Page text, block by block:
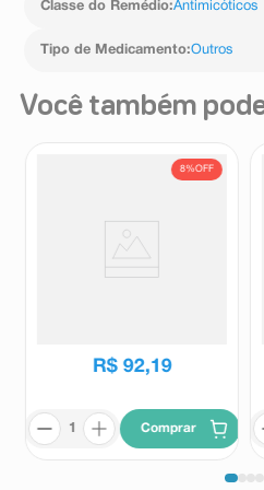
Classe do Remédio:Antimicóticos
Tipo de Medicamento:Outros
Você também
8%OFF
R$ 92,19
Comprar